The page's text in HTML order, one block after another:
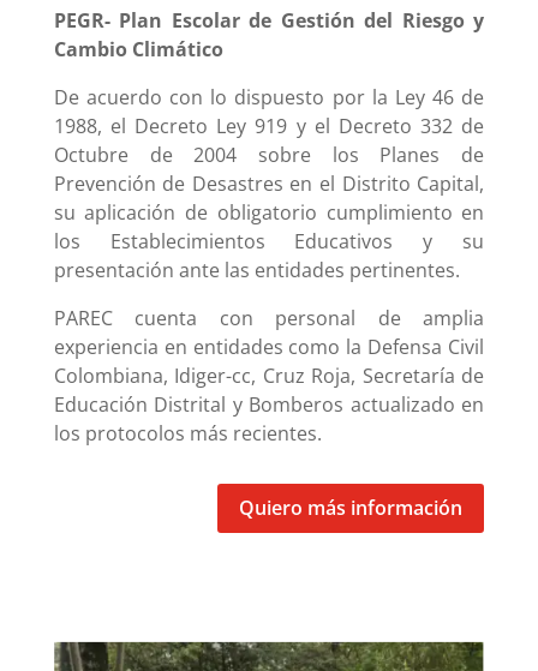
PEGR- Plan Escolar de Gestión del Riesgo y
Cambio Climático
De acuerdo con lo dispuesto por la Ley 46 de
1988, el Decreto Ley 919 y el Decreto 332 de
Octubre de 2004 sobre los Planes de
Prevención de Desastres en el Distrito Capital,
su aplicación de obligatorio cumplimiento en
los Establecimientos Educativos y su
presentación ante las entidades pertinentes.
PAREC cuenta con personal de amplia
experiencia en entidades como la Defensa Civil
Colombiana, Idiger-cc, Cruz Roja, Secretaría de
Educación Distrital y Bomberos actualizado en
los protocolos más recientes.
Quiero más información